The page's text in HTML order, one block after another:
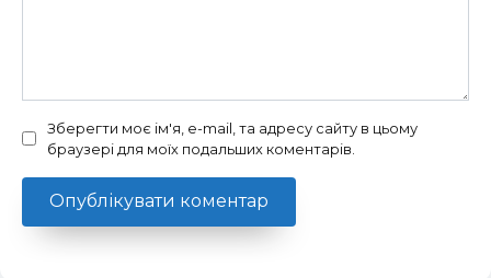
Зберегти моє ім'я, e-mail, та адресу сайту в цьому
браузері для моїх подальших коментарів.